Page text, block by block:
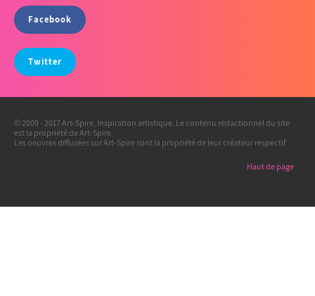
Facebook
Twitter
© 2009 - 2017 Art-Spire, Inspiration artistique. Le contenu rédactionnel du site
est la propriété de Art-Spire.
Les oeuvres diffusées sur Art-Spire sont la propriété de leur créateur respectif.
Haut de page